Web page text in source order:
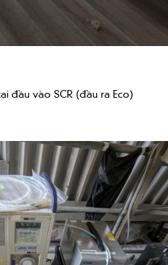
đầu vào SCR (đầu ra Eco)